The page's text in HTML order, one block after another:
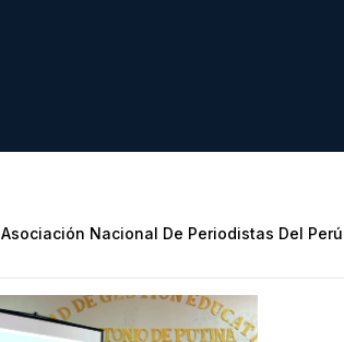
Asociación Nacional De Periodistas Del Perú